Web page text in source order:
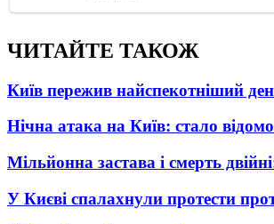
ЧИТАЙТЕ ТАКОЖ
Київ пережив найспекотніший
Нічна атака на Київ: стало
Мільйонна застава і смерть
У Києві спалахнули протести